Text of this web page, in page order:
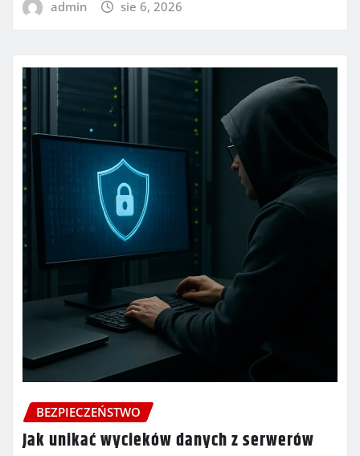
admin sie 6, 2026
BEZPIECZEŃSTWO
Jak unikać wycieków danych z serwerów